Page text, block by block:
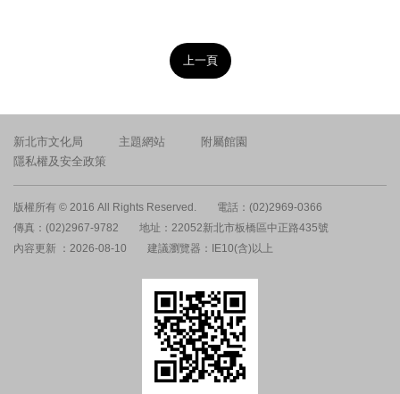
上一頁
新北市文化局 主題網站
附屬館園
隱私權及安全政策
版權所有 © 2016 All Rights Reserved.
電話：(02)2969-0366
傳真：(02)2967-9782
地址：22052新北市板橋區中正路435號
內容更新 ：2026-08-10
建議瀏覽器：IE10(含)以上